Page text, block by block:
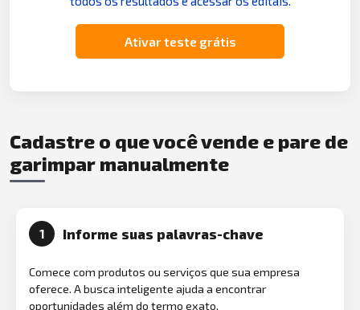
Ativar teste grátis
Cadastre o que você vende e pare de
garimpar manualmente
1 Informe suas palavras-chave
Comece com produtos ou serviços que sua empresa
oferece. A busca inteligente ajuda a encontrar
oportunidades além do termo exato.